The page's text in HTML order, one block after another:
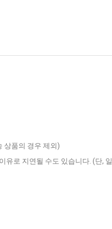
상품의 경우 제외)
유로 지연될 수도 있습니다. (단, 일